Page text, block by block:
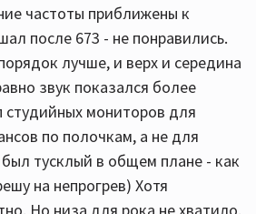
частоты приближены к
после 673 - не понравились.
лучше, и верх и середина
звук показался более
мониторов для
по полочкам, а не для
тусклый в общем плане - как
на непрогрев) Хотя
Но низа для рока не хватило.